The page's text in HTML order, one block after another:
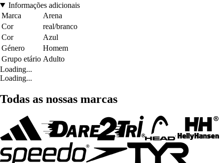
Informações adicionais
Marca
Arena
Cor
real/branco
Cor
Azul
Género
Homem
Grupo etário Adulto
Loading...
Loading...
Todas as nossas marcas